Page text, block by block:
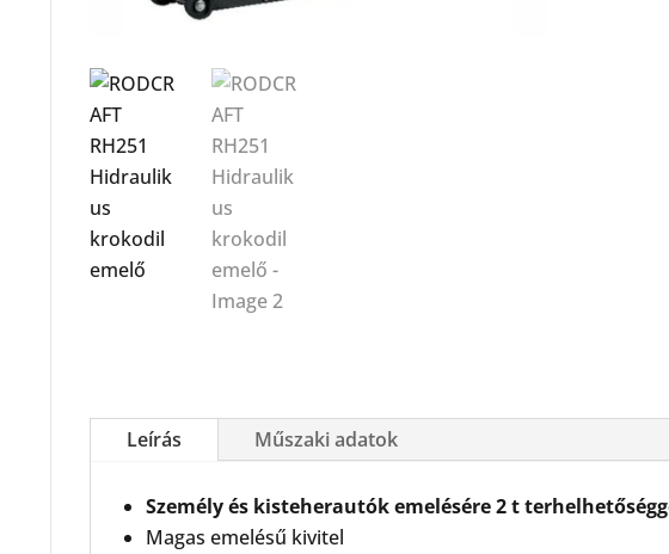
Leírás Műszaki adatok
Személy és kisteherautók emelésére 2 t
Magas emelésű kivitel